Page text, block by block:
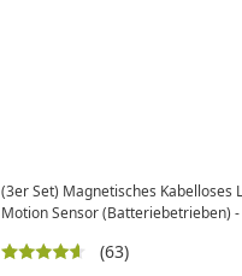
(3er Set) Magnetisches Kabelloses
Motion Sensor (Batteriebetrieben)
(63)